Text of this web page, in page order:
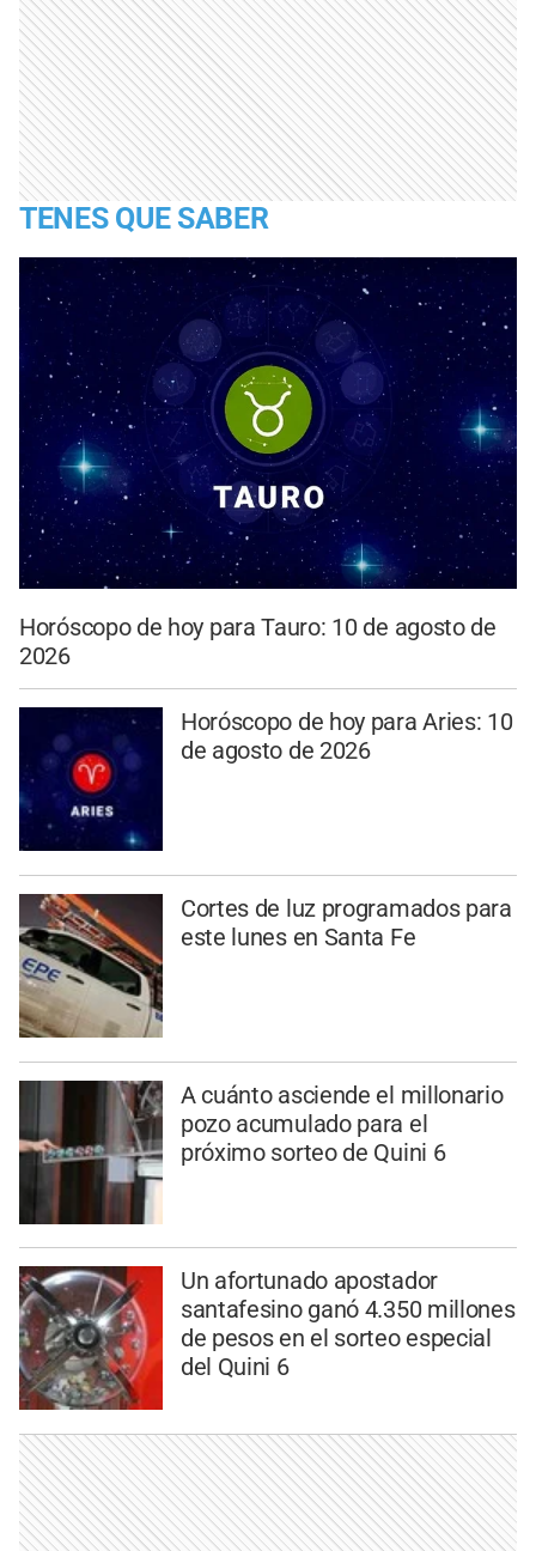
TENES QUE SABER
Horóscopo de hoy para Tauro: 10 de agosto de
2026
Horóscopo de hoy para Aries: 10
de agosto de 2026
Cortes de luz programados para
este lunes en Santa Fe
A cuánto asciende el millonario
pozo acumulado para el
próximo sorteo de Quini 6
Un afortunado apostador
santafesino ganó 4.350 millones
de pesos en el sorteo especial
del Quini 6